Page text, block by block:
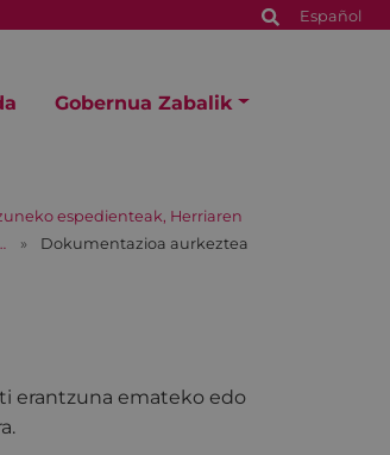
Español
Gobernua Zabalik
espedienteak, Herriaren
Dokumentazioa aurkeztea
erantzuna emateko edo